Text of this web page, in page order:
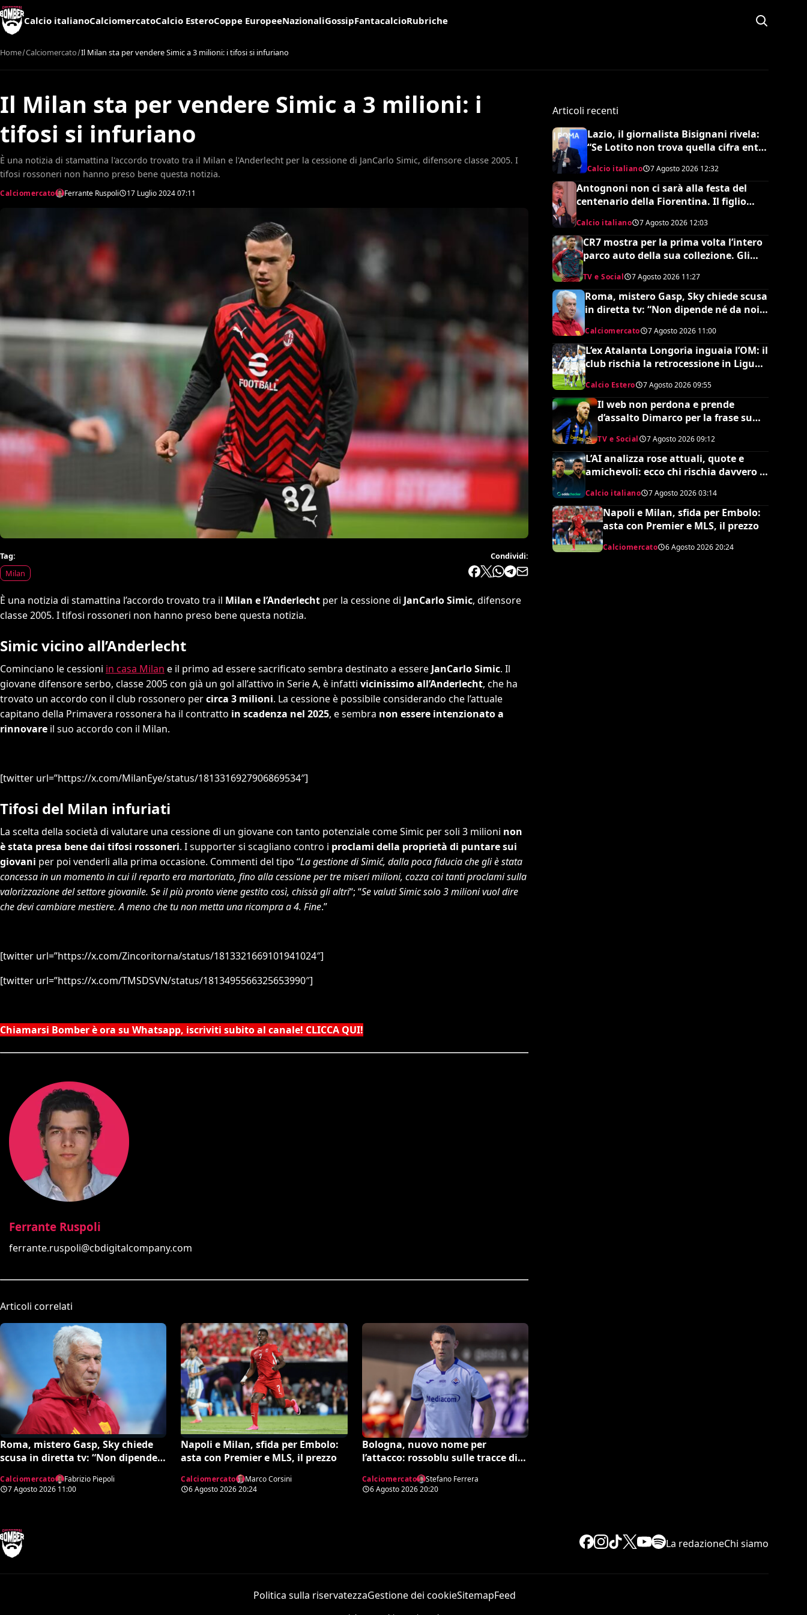
Calcio italianoCalciomercatoCalcio EsteroCoppe EuropeeNazionaliGossipFantacalcioRubriche
Home Calciomercato Il Milan sta per vendere Simic a 3 milioni: i tifosi si infuriano
Il Milan sta per vendere Simic a 3 milioni: i
tifosi si infuriano
È una notizia di stamattina l'accordo trovato tra il Milan e l'Anderlecht per la cessione di JanCarlo Simic, difensore classe 2005. I
tifosi rossoneri non hanno preso bene questa notizia.
Calciomercato Ferrante Ruspoli 17 Luglio 2024 07:11
Tag:
Milan
Condividi:
È una notizia di stamattina l’accordo trovato tra il Milan e l’Anderlecht per la cessione di JanCarlo Simic, difensore
classe 2005. I tifosi rossoneri non hanno preso bene questa notizia.
Simic vicino all’Anderlecht
Cominciano le cessioni in casa Milan e il primo ad essere sacrificato sembra destinato a essere JanCarlo Simic. Il
giovane difensore serbo, classe 2005 con già un gol all’attivo in Serie A, è infatti vicinissimo all’Anderlecht, che ha
trovato un accordo con il club rossonero percirca 3 milioni. La cessione è possibile considerando che l’attuale
capitano della Primavera rossonera ha il contratto in scadenza nel 2025, e sembra non essere intenzionato a
rinnovare il suo accordo con il Milan.
[twitter url=”https://x.com/MilanEye/status/1813316927906869534″]
Tifosi del Milan infuriati
La scelta della società di valutare una cessione di un giovane con tanto potenziale come Simic per soli 3 milioni non
è stata presa bene dai tifosi rossoneri. I supporter si scagliano contro i proclami della proprietà di puntare sui
giovani per poi venderli alla prima occasione. Commenti del tipo “La gestione di Simić, dalla poca fiducia che gli è stata
concessa in un momento in cui il reparto era martoriato, fino alla cessione per tre miseri milioni, cozza coi tanti proclami sulla
valorizzazione del settore giovanile. Se il più pronto viene gestito così, chissà gli altri“; “Se valuti Simic solo 3 milioni vuol dire
che devi cambiare mestiere. A meno che tu non metta una ricompra a 4. Fine.”
[twitter url=”https://x.com/Zincoritorna/status/1813321669101941024″]
[twitter url=”https://x.com/TMSDSVN/status/1813495566325653990″]
Chiamarsi Bomber è ora su Whatsapp, iscriviti subito al canale! CLICCA QUI!
Ferrante Ruspoli
ferrante.ruspoli@cbdigitalcompany.com
Articoli correlati
Roma, mistero Gasp, Sky chiede
scusa in diretta tv: “Non dipende
sorpresa in arrivo?
Calciomercato
Fabrizio Piepoli
7 Agosto 2026 11:00
Napoli e Milan, sfida per Embolo:
asta con Premier e MLS, il prezzo
Calciomercato
Marco Corsini
6 Agosto 202620:24
Bologna, nuovo nome per
l’attacco: rossoblu sulle tracce di
Calciomercato
Stefano Ferrera
6 Agosto 202620:20
Articoli recenti
Lazio, il giornalista Bisignani rivela:
“Se Lotito non trova quella cifra entro
tale data il destino è segnato”
Calcio italiano 7 Agosto 2026 12:32
Antognoni non ci sarà alla festa del
centenario della Fiorentina. Il figlio
scrive una lettera al vetriolo a
Commisso jr. I motivi di questa scelta e
cosa sta succedendo
Calcio italiano 7 Agosto 2026 12:03
CR7 mostra per la prima volta l’intero
parco auto della sua collezione. Gli
esperti stimano il valore complessivo
ed è da urlo
TV e Social 7 Agosto 2026 11:27
Roma, mistero Gasp, Sky chiede scusa
in diretta tv: “Non dipende né da noi
Calciomercato 7 Agosto 2026 11:00
L’ex Atalanta Longoria inguaia l’OM: il
club rischia la retrocessione in Ligue 2
Calcio Estero 7 Agosto 202609:55
Il web non perdona e prende
d’assalto Dimarco per la frase su
TV e Social 7 Agosto 2026 09:12
L’AI analizza rose attuali, quote e
amichevoli: ecco chi rischia davvero di
un’insospettabile
Calcio italiano 7 Agosto 202603:14
Napoli e Milan, sfida per Embolo:
asta con Premier e MLS, il prezzo
Calciomercato 6 Agosto 202620:24
La redazioneChi siamo
Politica sulla riservatezzaGestione dei cookieSitemapFeed